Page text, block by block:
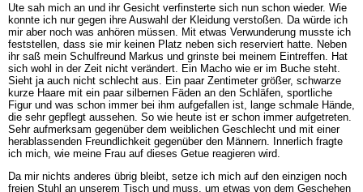
Ute sah mich an und ihr Gesicht verfinsterte sich nun schon wieder. Wie
konnte ich nur gegen ihre Auswahl der Kleidung verstoßen. Da würde ich
mir aber noch was anhören müssen. Mit etwas Verwunderung musste ich
feststellen, dass sie mir keinen Platz neben sich reserviert hatte. Neben
ihr saß mein Schulfreund Markus und grinste bei meinem Eintreffen. Hat
sich wohl in der Zeit nicht verändert. Ein Macho wie er im Buche steht.
Sieht ja auch nicht schlecht aus. Ein paar Zentimeter größer, schwarze
kurze Haare mit ein paar silbernen Fäden an den Schläfen, sportliche
Figur und was schon immer bei ihm aufgefallen ist, lange schmale Hände,
die sehr gepflegt aussehen. So wie heute ist er schon immer aufgetreten.
Sehr aufmerksam gegenüber dem weiblichen Geschlecht und mit einer
herablassenden Freundlichkeit gegenüber den Männern. Innerlich fragte
ich mich, wie meine Frau auf dieses Getue reagieren wird.
Da mir nichts anderes übrig bleibt, setze ich mich auf den einzigen noch
freien Stuhl an unserem Tisch und muss, um etwas von dem Geschehen